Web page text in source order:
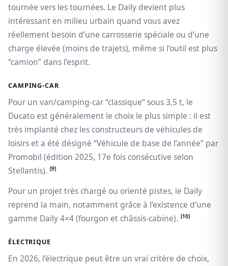
tournée vers les tournées. Le Daily devient plus
intéressant en milieu urbain quand vous avez
réellement besoin d’une carrosserie spéciale ou d’une
charge élevée (moins de trajets), même si l’outil est plus
“camion” dans l’esprit.
CAMPING-CAR
Pour un van/camping-car “classique” sous 3,5 t, le
Ducato est généralement le choix le plus simple : il est
très implanté chez les constructeurs de véhicules de
loisirs et a été désigné “Véhicule de base de l’année” par
Promobil (édition 2025, 17e fois consécutive selon
Stellantis). [9]
Pour un projet très chargé ou orienté pistes, le Daily
reprend la main, notamment grâce à l’existence d’une
gamme Daily 4×4 (fourgon et châssis-cabine). [10]
ÉLECTRIQUE
En 2026, l’électrique peut être un vrai critère de choix,